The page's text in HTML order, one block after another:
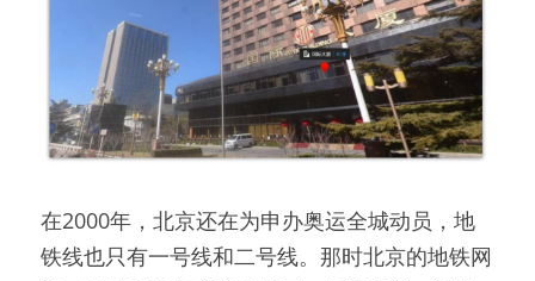
在2000年，北京还在为申办奥运全城动员，地
铁线也只有一号线和二号线。那时北京的地铁网